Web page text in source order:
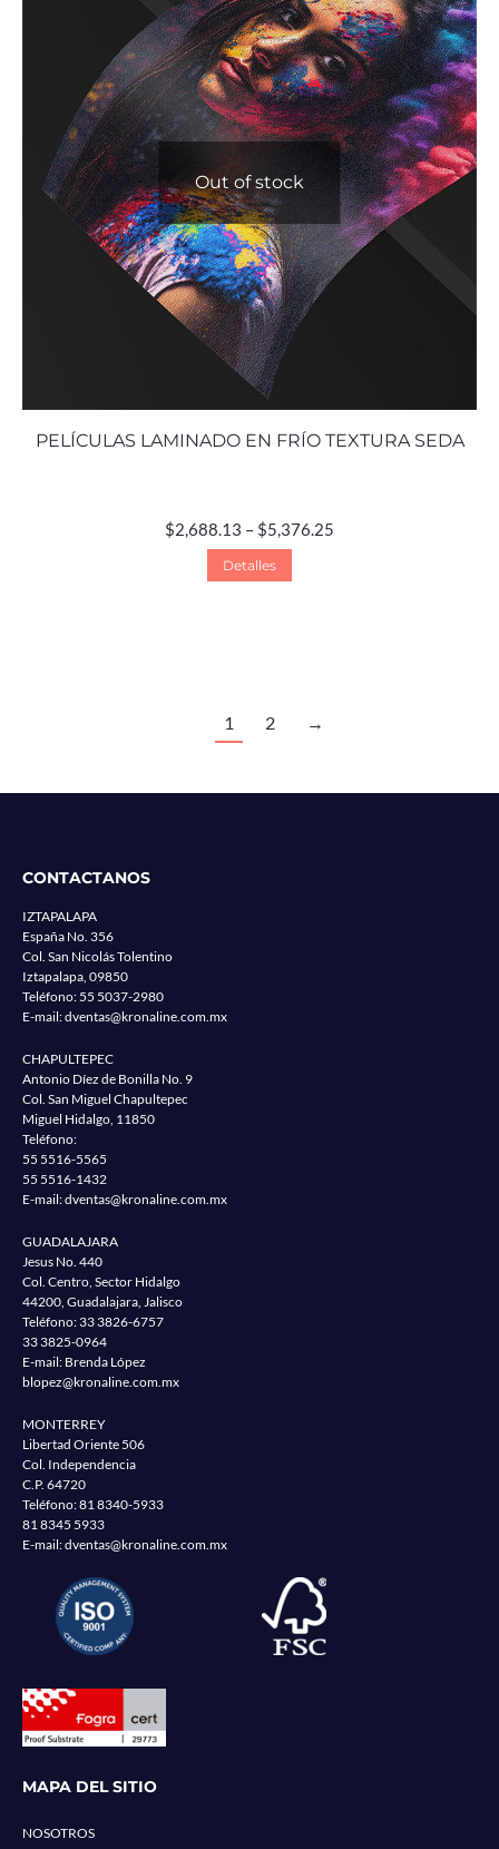
Out of stock
PELÍCULAS LAMINADO EN FRÍO TEXTURA SEDA
$2,688.13 – $5,376.25
Detalles
1 2 →
CONTACTANOS
IZTAPALAPA
España No. 356
Col. San Nicolás Tolentino
Iztapalapa, 09850
Teléfono: 55 5037-2980
E-mail:dventas@kronaline.com.mx
CHAPULTEPEC
Antonio Díez de Bonilla No. 9
Col. San Miguel Chapultepec
Miguel Hidalgo, 11850
Teléfono:
55 5516-5565
55 5516-1432
E-mail:dventas@kronaline.com.mx
GUADALAJARA
Jesus No. 440
Col. Centro, Sector Hidalgo
44200, Guadalajara, Jalisco
Teléfono: 33 3826-6757
33 3825-0964
E-mail: Brenda López
blopez@kronaline.com.mx
MONTERREY
Libertad Oriente 506
Col. Independencia
C.P. 64720
Teléfono:81 8340-5933
81 8345 5933
E-mail:dventas@kronaline.com.mx
MAPA DEL SITIO
NOSOTROS